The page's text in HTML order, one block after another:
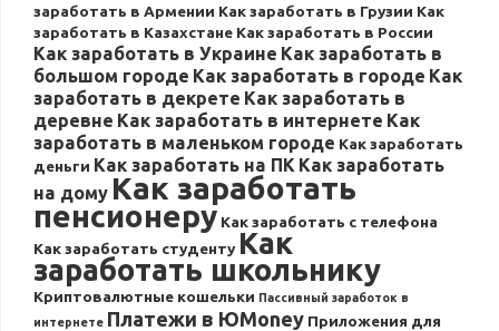
заработать в Армении Как заработать в Грузии Как
заработать в Казахстане Как заработать в России
Как заработать в Украине Как заработать в
большом городе Как заработать в городе Как
заработать в декрете Как заработать в
деревне Как заработать в интернете Как
заработать в маленьком городе Как заработать
деньги Как заработать на ПК Как заработать
на дому Как заработать
пенсионеру Как заработать с телефона
Как заработать студенту Как
заработать школьнику
Криптовалютные кошельки Пассивный заработок в
интернете Платежи в ЮMoney Приложения для